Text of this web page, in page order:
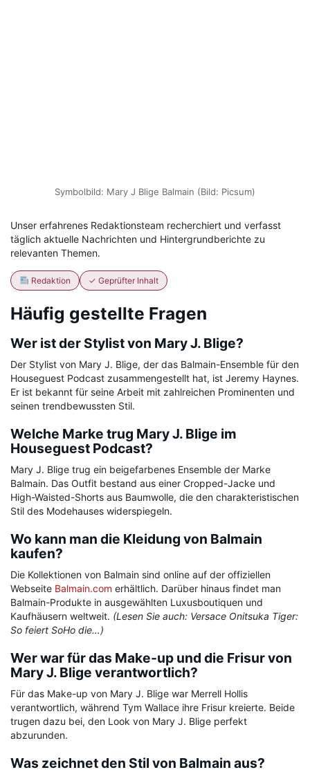
Symbolbild: Mary J Blige Balmain (Bild: Picsum)
Unser erfahrenes Redaktionsteam recherchiert und verfasst
täglich aktuelle Nachrichten und Hintergrundberichte zu
relevanten Themen.
Redaktion ✓ Geprüfter Inhalt
Häufig gestellte Fragen
Wer ist der Stylist von Mary J. Blige?
Der Stylist von Mary J. Blige, der das Balmain-Ensemble für den
Houseguest Podcast zusammengestellt hat, ist Jeremy Haynes.
Er ist bekannt für seine Arbeit mit zahlreichen Prominenten und
seinen trendbewussten Stil.
Welche Marke trug Mary J. Blige im
Houseguest Podcast?
Mary J. Blige trug ein beigefarbenes Ensemble der Marke
Balmain. Das Outfit bestand aus einer Cropped-Jacke und
High-Waisted-Shorts aus Baumwolle, die den charakteristischen
Stil des Modehauses widerspiegeln.
Wo kann man die Kleidung von Balmain
kaufen?
Die Kollektionen von Balmain sind online auf der offiziellen
Webseite Balmain.com erhältlich. Darüber hinaus findet man
Balmain-Produkte in ausgewählten Luxusboutiquen und
Kaufhäusern weltweit. (Lesen Sie auch: Versace Onitsuka Tiger:
So feiert SoHo die…)
Wer war für das Make-up und die Frisur von
Mary J. Blige verantwortlich?
Für das Make-up von Mary J. Blige war Merrell Hollis
verantwortlich, während Tym Wallace ihre Frisur kreierte. Beide
trugen dazu bei, den Look von Mary J. Blige perfekt
abzurunden.
Was zeichnet den Stil von Balmain aus?